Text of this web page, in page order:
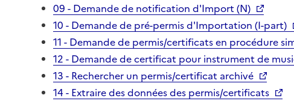
09 - Demande de notification d'Import (N)
10 - Demande de pré-permis d'Importation (I-part)
11 - Demande de permis/certificats en procédure
12 - Demande de certificat pour instrument de
13 - Rechercher un permis/certificat archivé
14 - Extraire des données des permis/certificats